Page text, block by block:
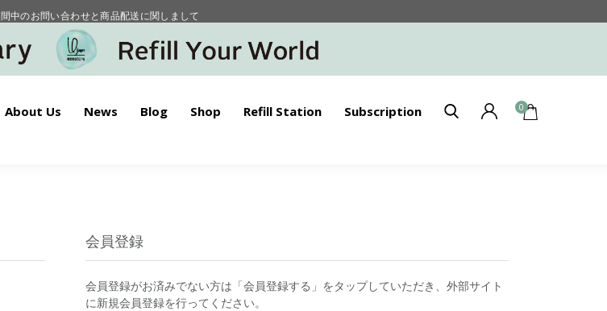
間中のお問い合わせと商品配送に関しまして
ントが貯まる！ “月のポイントアップデー”
About Us News Blog Shop Refill Station Subscription 0
会員登録
会員登録がお済みでない方は「会員登録する」をタップしていただき、外部サイト
に新規会員登録を行ってください。